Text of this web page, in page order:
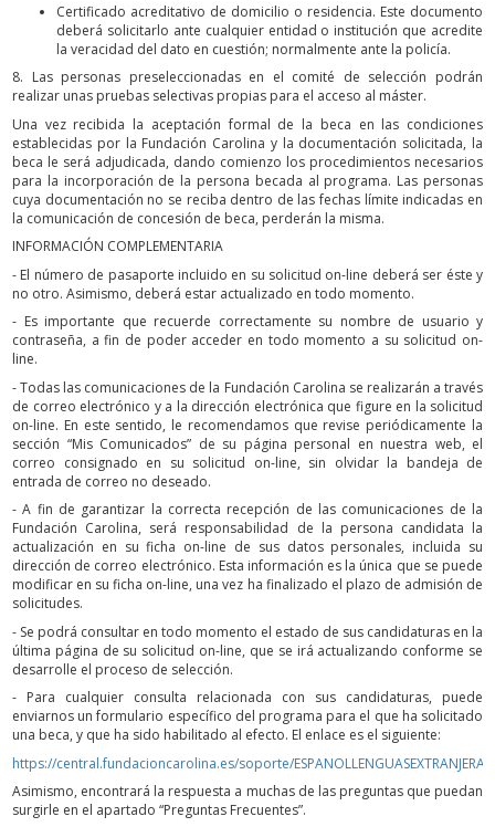
Certificado acreditativo de domicilio o residencia. Este documento
deberá solicitarlo ante cualquier entidad o institución que acredite
la veracidad del dato en cuestión; normalmente ante la policía.
8. Las personas preseleccionadas en el comité de selección podrán
realizar unas pruebas selectivas propias para el acceso al máster.
Una vez recibida la aceptación formal de la beca en las condiciones
establecidas por la Fundación Carolina y la documentación solicitada, la
beca le será adjudicada, dando comienzo los procedimientos necesarios
para la incorporación de la persona becada al programa. Las personas
cuya documentación no se reciba dentro de las fechas límite indicadas en
la comunicación de concesión de beca, perderán la misma.
INFORMACIÓN COMPLEMENTARIA
- El número de pasaporte incluido en su solicitud on-line deberá ser éste y
no otro. Asimismo, deberá estar actualizado en todo momento.
- Es importante que recuerde correctamente su nombre de usuario y
contraseña, a fin de poder acceder en todo momento a su solicitud on-
line.
- Todas las comunicaciones de la Fundación Carolina se realizarán a través
de correo electrónico y a la dirección electrónica que figure en la solicitud
on-line. En este sentido, le recomendamos que revise periódicamente la
sección “Mis Comunicados” de su página personal en nuestra web, el
correo consignado en su solicitud on-line, sin olvidar la bandeja de
entrada de correo no deseado.
- A fin de garantizar la correcta recepción de las comunicaciones de la
Fundación Carolina, será responsabilidad de la persona candidata la
actualización en su ficha on-line de sus datos personales, incluida su
dirección de correo electrónico. Esta información es la única que se puede
modificar en su ficha on-line, una vez ha finalizado el plazo de admisión de
solicitudes.
- Se podrá consultar en todo momento el estado de sus candidaturas en la
última página de su solicitud on-line, que se irá actualizando conforme se
desarrolle el proceso de selección.
- Para cualquier consulta relacionada con sus candidaturas, puede
enviarnos un formulario específico del programa para el que ha solicitado
una beca, y que ha sido habilitado al efecto. El enlace es el siguiente:
https://central.fundacioncarolina.es/soporte/
Asimismo, encontrará la respuesta a muchas de las preguntas que puedan
surgirle en el apartado “Preguntas Frecuentes”.